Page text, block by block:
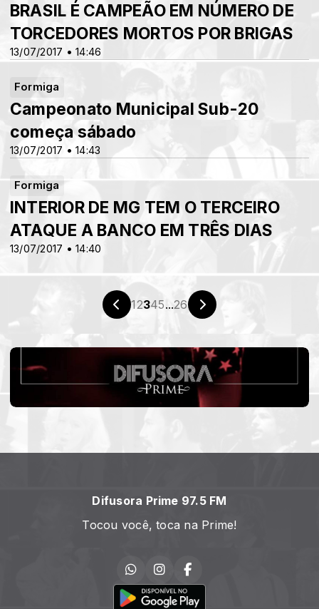
13/07/2017 • 14:46
BRASIL É CAMPEÃO EM NÚMERO DE
TORCEDORES MORTOS POR BRIGAS
Formiga
13/07/2017 • 14:43
Campeonato Municipal Sub-20
começa sábado
Formiga
13/07/2017 • 14:40
INTERIOR DE MG TEM O TERCEIRO
ATAQUE A BANCO EM TRÊS DIAS
12345...26
Difusora Prime 97.5 FM
Tocou você, toca na Prime!